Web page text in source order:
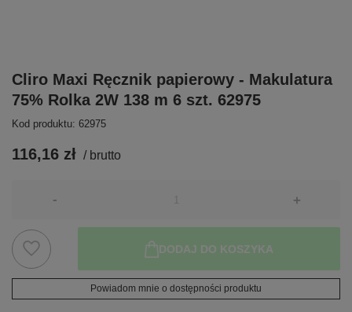
Cliro Maxi Ręcznik papierowy - Makulatura
75% Rolka 2W 138 m 6 szt. 62975
Kod produktu: 62975
116,16 zł / brutto
- +
DODAJ DO KOSZYKA
Powiadom mnie o dostępności produktu